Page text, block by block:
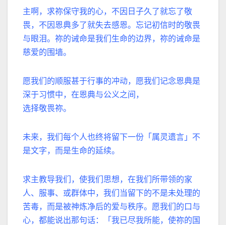
主啊，求祢保守我的心，不因日子久了就忘了敬
畏，不因恩典多了就失去感恩。忘记初信时的敬畏
与眼泪。祢的诫命是我们生命的边界，祢的诫命是
慈爱的围墙。
愿我们的顺服甚于行事的冲动，愿我们记念恩典是
深于习惯中，在恩典与公义之间，
选择敬畏祢。
未来，我们每个人也终将留下一份「属灵遗言」不
是文字，而是生命的延续。
求主教导我们，使我们思想，在我们所带领的家
人、服事、或群体中，我们当留下的不是未处理的
苦毒，而是被神炼净后的爱与秩序。愿我们的口与
心，都能说出那句话：「我已尽我所能，使祢的国